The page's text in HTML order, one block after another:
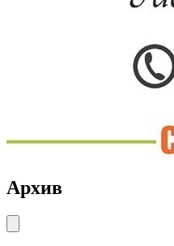
Архив